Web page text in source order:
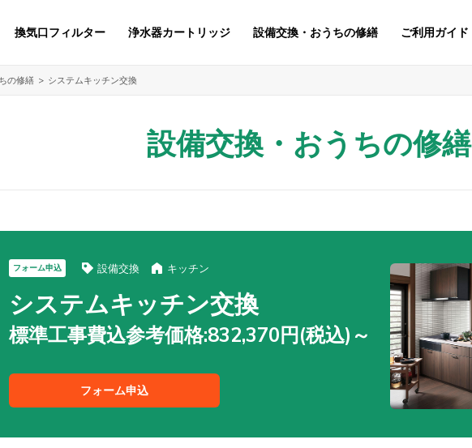
換気口フィルター 浄水器カートリッジ 設備交換・おうちの修繕 ご利用ガイド
の修繕 システムキッチン交換
設備交換・おうちの修繕
フォーム申込 設備交換 キッチン
システムキッチン交換
標準工事費込参考価格:832,370円(税込)～
フォーム申込